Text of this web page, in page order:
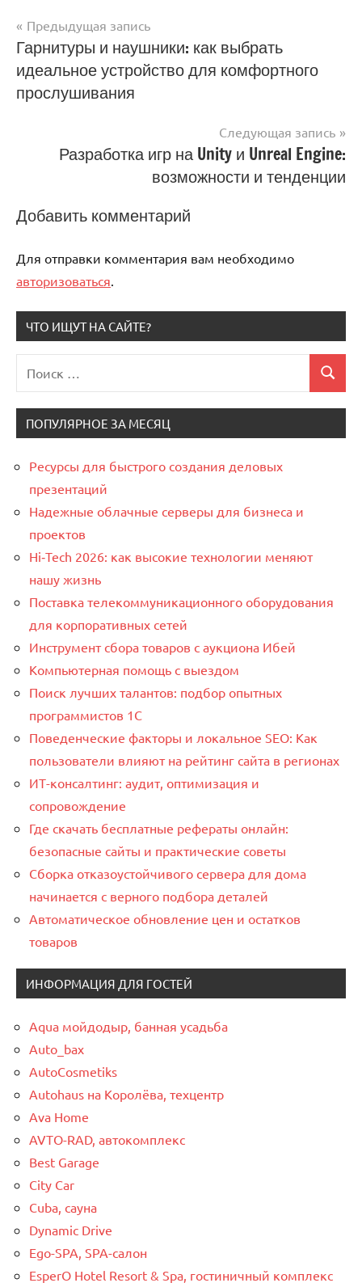
Навигация
по
записям
Предыдущая запись
Гарнитуры и наушники: как выбрать
идеальное устройство для комфортного
прослушивания
Следующая запись
Разработка игр на Unity и Unreal Engine:
возможности и тенденции
Добавить комментарий
Для отправки комментария вам необходимо
авторизоваться
ЧТО ИЩУТ НА САЙТЕ?
для:
Поиск
ПОПУЛЯРНОЕ ЗА МЕСЯЦ
Ресурсы для быстрого создания деловых
презентаций
Надежные облачные серверы для бизнеса и
проектов
Hi‑Tech 2026: как высокие технологии меняют
нашу жизнь
Поставка телекоммуникационного оборудования
для корпоративных сетей
Инструмент сбора товаров с аукциона Ибей
Компьютерная помощь с выездом
Поиск лучших талантов: подбор опытных
программистов 1C
Поведенческие факторы и локальное SEO: Как
пользователи влияют на рейтинг сайта в регионах
ИТ-консалтинг: аудит, оптимизация и
сопровождение
Где скачать бесплатные рефераты онлайн:
безопасные сайты и практические советы
Сборка отказоустойчивого сервера для дома
начинается с верного подбора деталей
Автоматическое обновление цен и остатков
товаров
ИНФОРМАЦИЯ ДЛЯ ГОСТЕЙ
Aqua мойдодыр, банная усадьба
Auto_bax
AutoCosmetiks
Autohaus на Королёва, техцентр
Ava Home
AVTO-RAD, автокомплекс
Best Garage
City Car
Cuba, сауна
Dynamic Drive
Ego-SPA, SPA-салон
EsperO Hotel Resort & Spa, гостиничный комплекс